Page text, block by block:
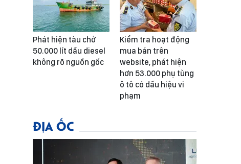
Phát hiện tàu chở
50.000 lít dầu diesel
không rõ nguồn gốc
Kiểm tra hoạt động
mua bán trên
website, phát hiện
hơn 53.000 phụ tùng
ô tô có dấu hiệu vi
phạm
ĐỊA ỐC